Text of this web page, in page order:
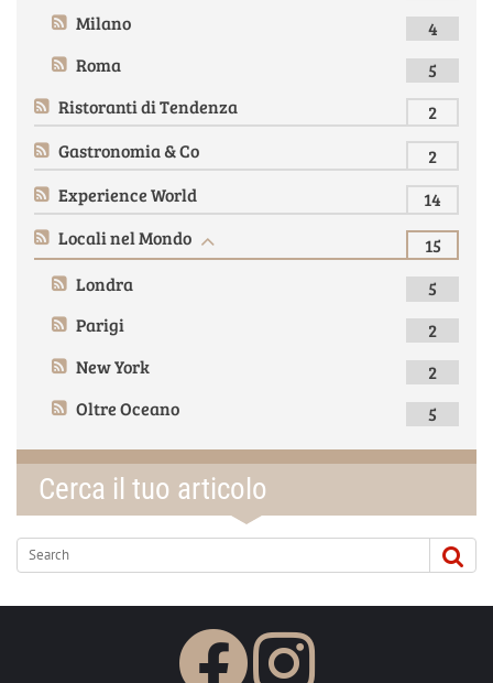
Milano
4
Roma
5
Ristoranti di Tendenza
2
Gastronomia & Co
2
Experience World
14
Locali nel Mondo
15
Londra
5
Parigi
2
New York
2
Oltre Oceano
5
Cerca il tuo articolo